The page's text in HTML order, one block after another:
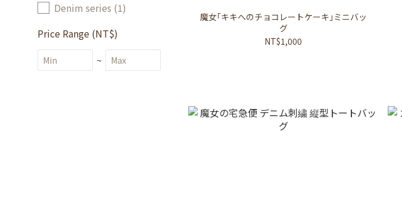
Denim series (1)
Price Range (NT$)
~
魔女｢キキへのチョコレートケーキ｣ミニバッ
グ
NT$1,000